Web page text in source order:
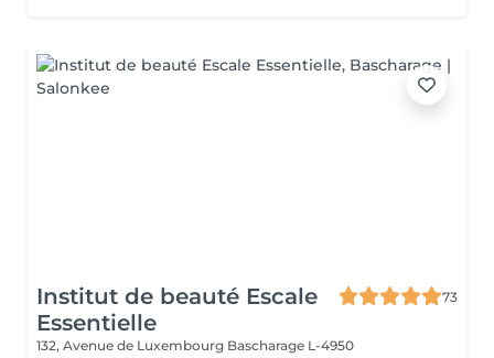
Institut de beauté Escale
Essentielle
73
132, Avenue de Luxembourg Bascharage L-4950